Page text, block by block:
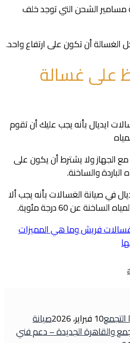
مسامير الشحن التي توجد خلف
الغسالة أن تكون على ارتفاع واحد.
على غسالة
ايديال بأنه يجب عليك أن تقوم
الجهاز ولا يشترط أن يكون على
الباردة والساخنة.
في صيانة الغسالات بأنه يجب ألا
عن 60 درجة مئوية.
فريش وما هي المميزات
10 فبراير، 2026
صيانة
والقاهرة الجديدة – دعم فني